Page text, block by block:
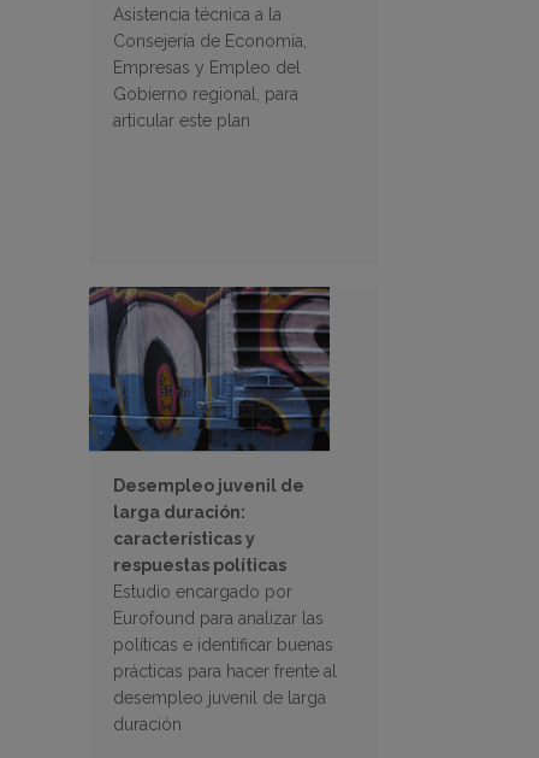
Asistencia técnica a la
Consejería de Economía,
Empresas y Empleo del
Gobierno regional, para
articular este plan
Desempleo juvenil de
larga duración:
características y
respuestas políticas
Estudio encargado por
Eurofound para analizar las
políticas e identificar buenas
prácticas para hacer frente al
desempleo juvenil de larga
duración